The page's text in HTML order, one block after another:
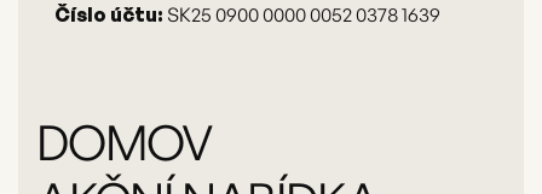
Číslo účtu: SK25 0900 0000 0052 0378 1639
DOMOV